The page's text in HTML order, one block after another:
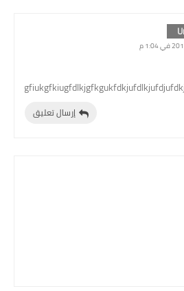
إرسال تعليق